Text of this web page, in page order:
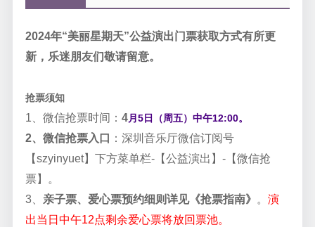
2024年“美丽星期天”公益演出门票获取方式有所更
新，乐迷朋友们敬请留意。
抢票须知
1、微信抢票时间： 4月 5日（周五）中午12:00。
2、微信抢票入口
：深圳音乐厅微信订阅号
【szyinyuet】下方菜单栏- 【公益演出】 - 【微信抢
票】。
3、 亲子票、爱心票预约细则详见《抢票指南》 。 演
出当日中午12点剩余爱心票将放回票池。